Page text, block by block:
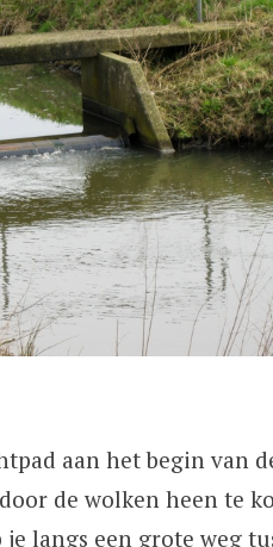
aan het begin van
de wolken heen te
langs een grote weg